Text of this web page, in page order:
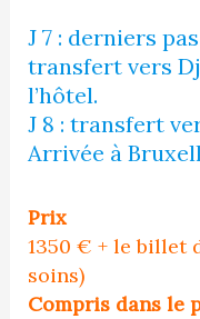
J 7 : derniers
transfert vers
l’hôtel.
J 8 : transfert
Arrivée à
Prix
1350 € + le billet
soins)
Compris dans le